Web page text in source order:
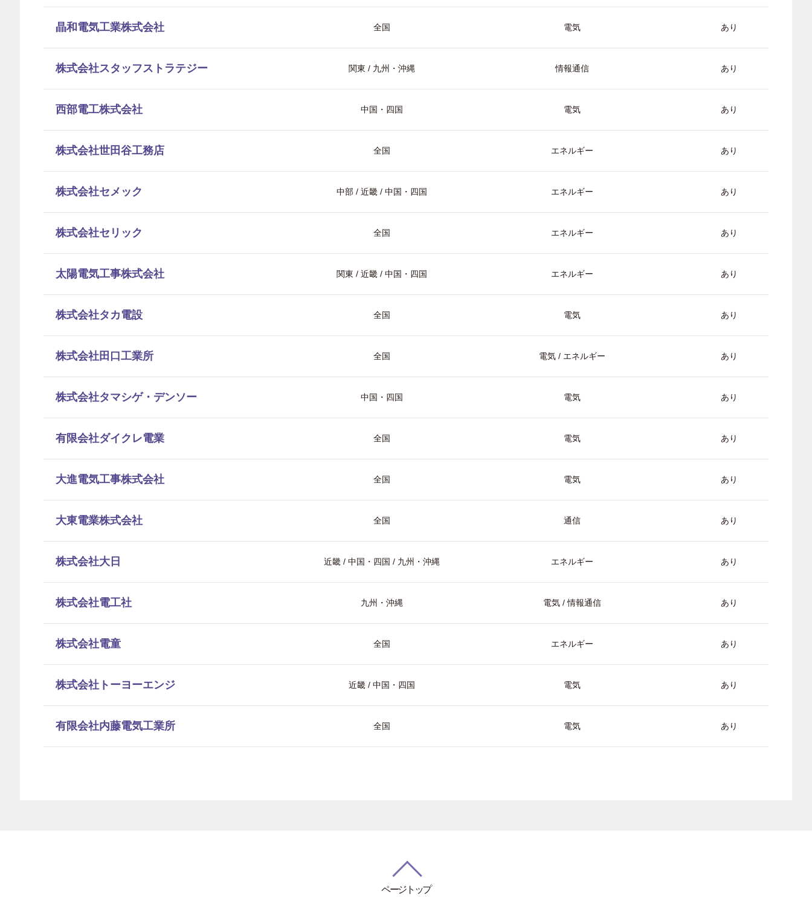
晶和電気工業株式会社 全国 電気 あり
株式会社スタッフストラテジー 関東 / 九州・沖縄 情報通信 あり
西部電工株式会社 中国・四国 電気 あり
株式会社世田谷工務店 全国 エネルギー あり
株式会社セメック 中部 / 近畿 / 中国・四国 エネルギー あり
株式会社セリック 全国 エネルギー あり
太陽電気工事株式会社 関東 / 近畿 / 中国・四国 エネルギー あり
株式会社タカ電設 全国 電気 あり
株式会社田口工業所 全国 電気 / エネルギー あり
株式会社タマシゲ・デンソー 中国・四国 電気 あり
有限会社ダイクレ電業 全国 電気 あり
大進電気工事株式会社 全国 電気 あり
大東電業株式会社 全国 通信 あり
株式会社大日 近畿 / 中国・四国 / 九州・沖縄 エネルギー あり
株式会社電工社 九州・沖縄 電気 / 情報通信 あり
株式会社電童 全国 エネルギー あり
株式会社トーヨーエンジ 近畿 / 中国・四国 電気 あり
有限会社内藤電気工業所 全国 電気 あり
ページトップ